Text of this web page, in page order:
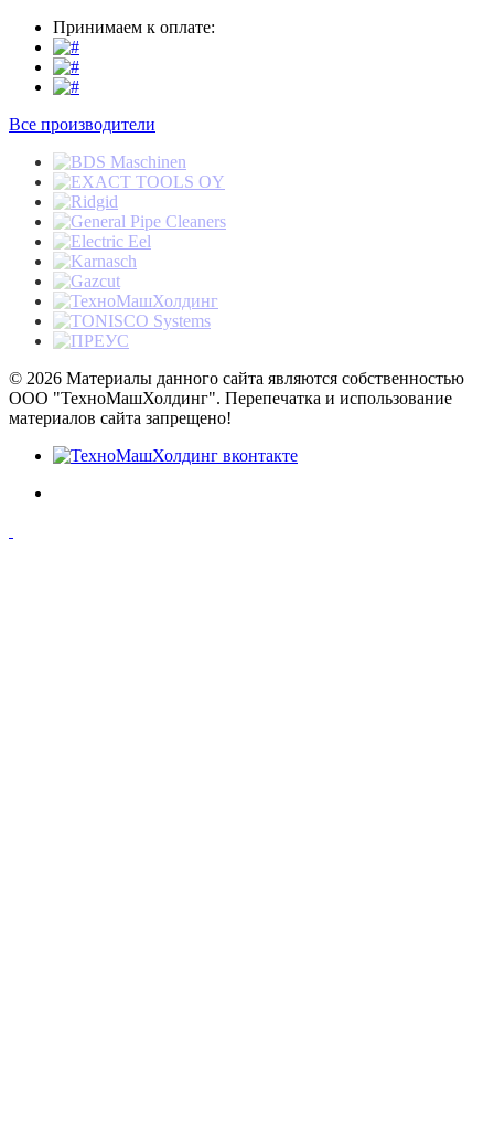
Принимаем к оплате:
Все производители
© 2026 Материалы данного сайта являются собственностью
ООО "ТехноМашХолдинг". Перепечатка и использование
материалов сайта запрещено!